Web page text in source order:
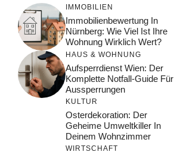
IMMOBILIEN
Immobilienbewertung In
Nürnberg: Wie Viel Ist Ihre
Wohnung Wirklich Wert?
HAUS & WOHNUNG
Aufsperrdienst Wien: Der
Komplette Notfall-Guide Für
Aussperrungen
KULTUR
Osterdekoration: Der
Geheime Umweltkiller In
Deinem Wohnzimmer
WIRTSCHAFT